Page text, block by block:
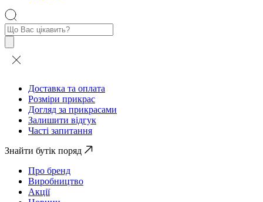
Пошук
товарів
Доставка та оплата
Розміри прикрас
Догляд за прикрасами
Залишити відгук
Часті запитання
Знайти бутік поряд
Про бренд
Виробництво
Акції